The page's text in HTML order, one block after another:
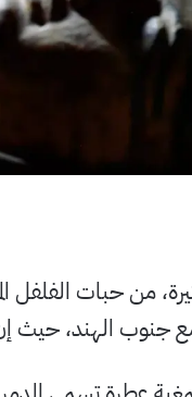
من حبات الفلفل
مع جنوب الهند،